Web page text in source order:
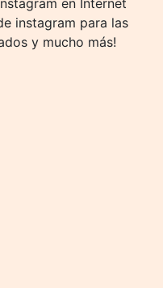
en Internet
instagram para las
y mucho más!